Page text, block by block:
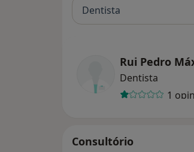
Dentista
Rui Pedro
Dentista
1
Consultório